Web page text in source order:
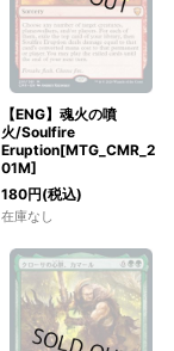
【ENG】魂火の噴
火/Soulfire
Eruption[MTG_CMR_2
01M]
180円(税込)
在庫なし